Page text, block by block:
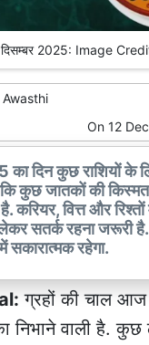
2025: Image
On 12
दिन कुछ राशियों के
कुछ जातकों की
वित्त और रिश्तों
सतर्क रहना जरूरी है.
सकारात्मक रहेगा.
ग्रहों की चाल आज
निभाने वाली है.